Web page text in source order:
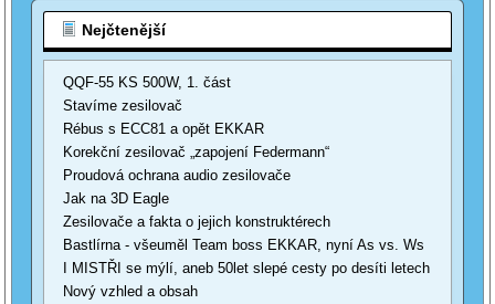
Nejčtenější
QQF-55 KS 500W, 1. část
Stavíme zesilovač
Rébus s ECC81 a opět EKKAR
Korekční zesilovač „zapojení Federmann“
Proudová ochrana audio zesilovače
Jak na 3D Eagle
Zesilovače a fakta o jejich konstruktérech
Bastlírna - všeuměl Team boss EKKAR, nyní As vs. Ws
I MISTŘI se mýlí, aneb 50let slepé cesty po desíti letech
Nový vzhled a obsah